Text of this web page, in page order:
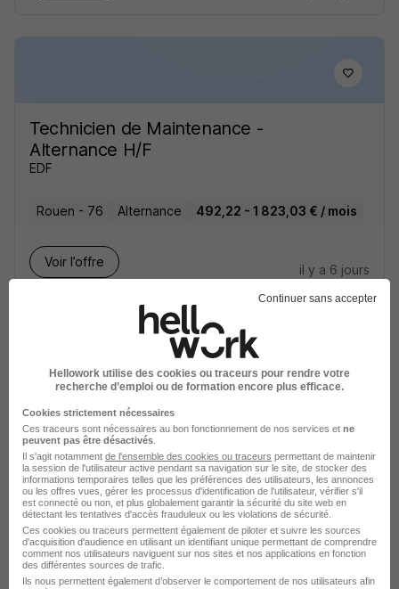
Technicien de Maintenance -
Alternance H/F
EDF
Rouen - 76 Alternance 492,22 - 1 823,03 € / mois
Voir l’offre
il y a 6 jours
Alternant Technicien Maintenance
Chaudières Gaz H/F
Iserba
Chalon-sur-Saône - 71
Alternance
492,22 - 1 823,03 € / mois
Voir l’offre
il y a 6 jours
Continuer sans accepter
Hellowork utilise des cookies ou traceurs pour rendre votre
recherche d’emploi ou de formation encore plus efficace.
Cookies strictement nécessaires
Ces traceurs sont nécessaires au bon fonctionnement de nos services et ne
peuvent pas être désactivés
Il s'agit notamment de l'ensemble des cookies ou traceurs permettant de maintenir
la session de l'utilisateur active pendant sa navigation sur le site, de stocker des
informations temporaires telles que les préférences des utilisateurs, les annonces
ou les offres vues, gérer les processus d'identification de l'utilisateur, vérifier s'il
est connecté ou non, et plus globalement garantir la sécurité du site web en
détectant les tentatives d'accès frauduleux ou les violations de sécurité.
Ces cookies ou traceurs permettent également de piloter et suivre les sources
d'acquisition d'audience en utilisant un identifiant unique permettant de comprendre
comment nos utilisateurs naviguent sur nos sites et nos applications en fonction
des différentes sources de trafic.
Ils nous permettent également d’observer le comportement de nos utilisateurs afin